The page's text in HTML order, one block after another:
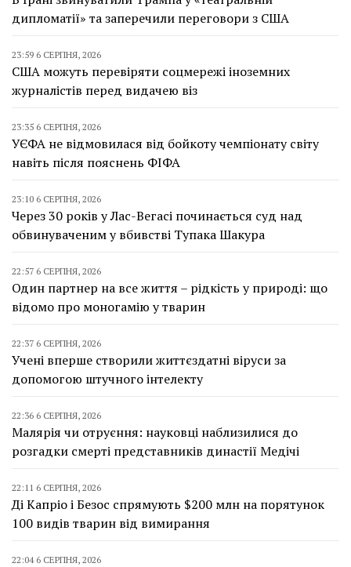
дипломатії» та заперечили переговори з США
23:59 6 СЕРПНЯ, 2026
США можуть перевіряти соцмережі іноземних
журналістів перед видачею віз
23:35 6 СЕРПНЯ, 2026
УЄФА не відмовилася від бойкоту чемпіонату світу
навіть після пояснень ФІФА
23:10 6 СЕРПНЯ, 2026
Через 30 років у Лас-Вегасі починається суд над
обвинуваченим у вбивстві Тупака Шакура
22:57 6 СЕРПНЯ, 2026
Один партнер на все життя – рідкість у природі: що
відомо про моногамію у тварин
22:37 6 СЕРПНЯ, 2026
Учені вперше створили життєздатні віруси за
допомогою штучного інтелекту
22:36 6 СЕРПНЯ, 2026
Малярія чи отруєння: науковці наблизилися до
розгадки смерті представників династії Медічі
22:11 6 СЕРПНЯ, 2026
Ді Капріо і Безос спрямують $200 млн на порятунок
100 видів тварин від вимирання
22:04 6 СЕРПНЯ, 2026